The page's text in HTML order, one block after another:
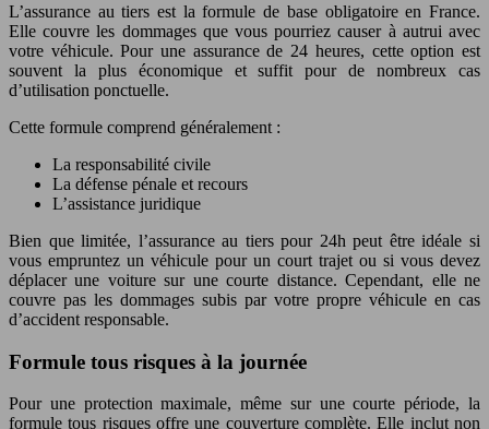
L’assurance au tiers est la formule de base obligatoire en France.
Elle couvre les dommages que vous pourriez causer à autrui avec
votre véhicule. Pour une assurance de 24 heures, cette option est
souvent la plus économique et suffit pour de nombreux cas
d’utilisation ponctuelle.
Cette formule comprend généralement :
La responsabilité civile
La défense pénale et recours
L’assistance juridique
Bien que limitée, l’assurance au tiers pour 24h peut être idéale si
vous empruntez un véhicule pour un court trajet ou si vous devez
déplacer une voiture sur une courte distance. Cependant, elle ne
couvre pas les dommages subis par votre propre véhicule en cas
d’accident responsable.
Formule tous risques à la journée
Pour une protection maximale, même sur une courte période, la
formule tous risques offre une couverture complète. Elle inclut non